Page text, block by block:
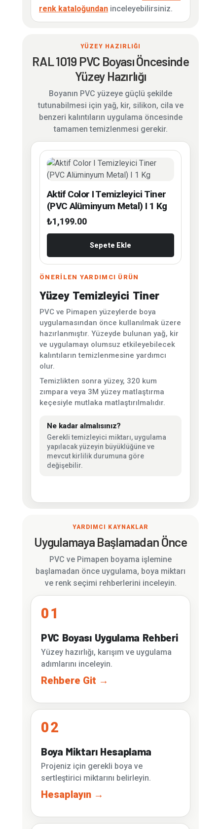
renk kataloğundan inceleyebilirsiniz.
YÜZEY HAZIRLIĞI
RAL 1019 PVC Boyası Öncesinde
Yüzey Hazırlığı
Boyanın PVC yüzeye güçlü şekilde
tutunabilmesi için yağ, kir, silikon, cila ve
benzeri kalıntıların uygulama öncesinde
tamamen temizlenmesi gerekir.
Aktif Color I Temizleyici Tiner
(PVC Alüminyum Metal) I 1 Kg
₺1,199.00
Sepete Ekle
ÖNERİLEN YARDIMCI ÜRÜN
Yüzey Temizleyici Tiner
PVC ve Pimapen yüzeylerde boya
uygulamasından önce kullanılmak üzere
hazırlanmıştır. Yüzeyde bulunan yağ, kir
ve uygulamayı olumsuz etkileyebilecek
kalıntıların temizlenmesine yardımcı
olur.
Temizlikten sonra yüzey, 320 kum
zımpara veya 3M yüzey matlaştırma
keçesiyle mutlaka matlaştırılmalıdır.
Ne kadar almalısınız?
Gerekli temizleyici miktarı, uygulama
yapılacak yüzeyin büyüklüğüne ve
mevcut kirlilik durumuna göre
değişebilir.
YARDIMCI KAYNAKLAR
Uygulamaya Başlamadan Önce
PVC ve Pimapen boyama işlemine
başlamadan önce uygulama, boya miktarı
ve renk seçimi rehberlerini inceleyin.
01
PVC Boyası Uygulama Rehberi
Yüzey hazırlığı, karışım ve uygulama
adımlarını inceleyin.
Rehbere Git →
02
Boya Miktarı Hesaplama
Projeniz için gerekli boya ve
sertleştirici miktarını belirleyin.
Hesaplayın →